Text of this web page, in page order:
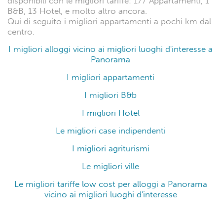
B&B, 13 Hotel, e molto altro ancora.
Qui di seguito i migliori appartamenti a pochi km dal
centro.
I migliori alloggi vicino ai migliori luoghi d'interesse a
Panorama
I migliori appartamenti
I migliori B&b
I migliori Hotel
Le migliori case indipendenti
I migliori agriturismi
Le migliori ville
Le migliori tariffe low cost per alloggi a Panorama
vicino ai migliori luoghi d'interesse